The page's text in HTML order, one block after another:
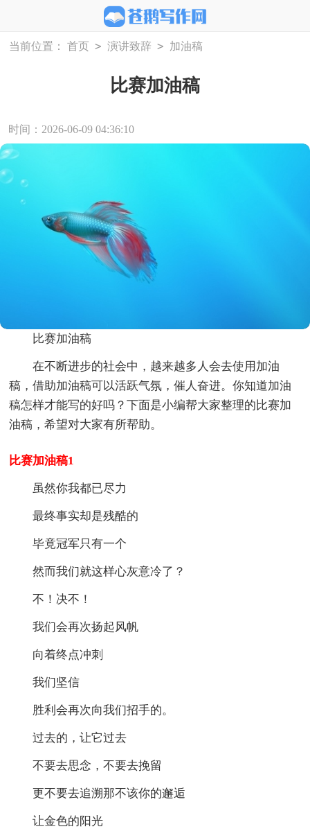
当前位置： 首页 > 演讲致辞 > 加油稿
比赛加油稿
时间：2026-06-09 04:36:10
比赛加油稿
在不断进步的社会中，越来越多人会去使用加油
稿，借助加油稿可以活跃气氛，催人奋进。你知道加油
稿怎样才能写的好吗？下面是小编帮大家整理的比赛加
油稿，希望对大家有所帮助。
比赛加油稿1
虽然你我都已尽力
最终事实却是残酷的
毕竟冠军只有一个
然而我们就这样心灰意冷了？
不！决不！
我们会再次扬起风帆
向着终点冲刺
我们坚信
胜利会再次向我们招手的。
过去的，让它过去
不要去思念，不要去挽留
更不要去追溯那不该你的邂逅
让金色的阳光